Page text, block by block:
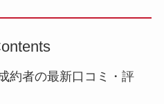
約者の最新口コミ・評